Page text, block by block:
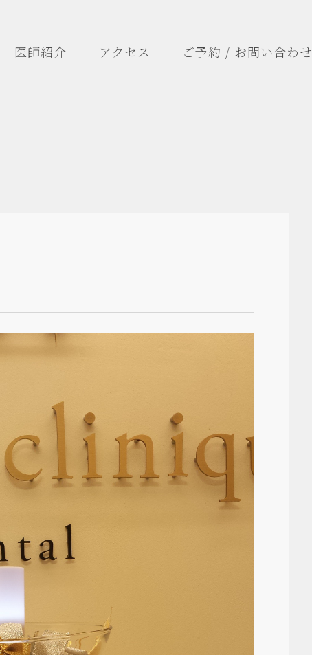
医師紹介 アクセス ご予約 / お問い合わせ